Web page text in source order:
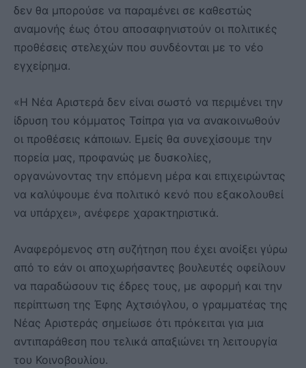
δεν θα μπορούσε να παραμένει σε καθεστώς
αναμονής έως ότου αποσαφηνιστούν οι πολιτικές
προθέσεις στελεχών που συνδέονται με το νέο
εγχείρημα.
«Η Νέα Αριστερά δεν είναι σωστό να περιμένει την
ίδρυση του κόμματος Τσίπρα για να ανακοινωθούν
οι προθέσεις κάποιων. Εμείς θα συνεχίσουμε την
πορεία μας, προφανώς με δυσκολίες,
οργανώνοντας την επόμενη μέρα και επιχειρώντας
να καλύψουμε ένα πολιτικό κενό που εξακολουθεί
να υπάρχει», ανέφερε χαρακτηριστικά.
Αναφερόμενος στη συζήτηση που έχει ανοίξει γύρω
από το εάν οι αποχωρήσαντες βουλευτές οφείλουν
να παραδώσουν τις έδρες τους, με αφορμή και την
περίπτωση της Έφης Αχτσιόγλου, ο γραμματέας της
Νέας Αριστεράς σημείωσε ότι πρόκειται για μια
αντιπαράθεση που τελικά απαξιώνει τη λειτουργία
του Κοινοβουλίου.